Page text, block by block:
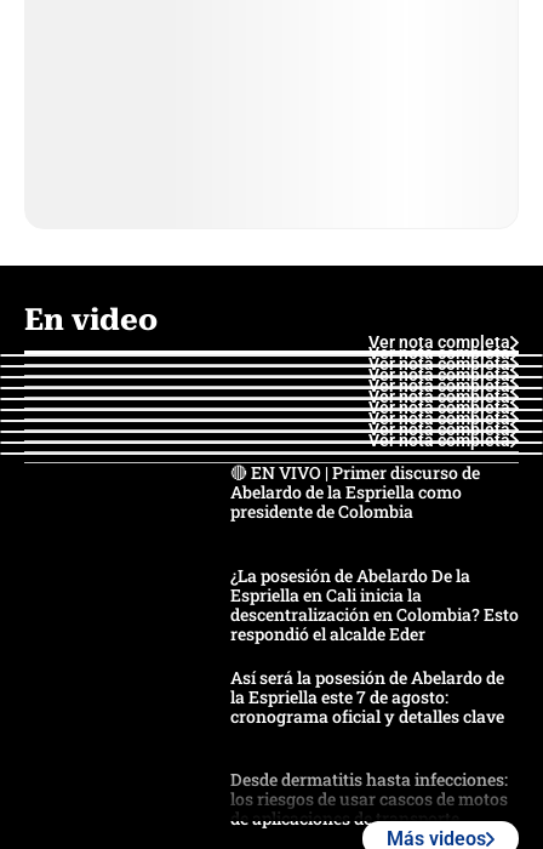
En video
Ver nota completa
Ver nota completa
Ver nota completa
Ver nota completa
Ver nota completa
Ver nota completa
Ver nota completa
Ver nota completa
Ver nota completa
Ver nota completa
🔴 EN VIVO | Primer discurso de
Abelardo de la Espriella como
presidente de Colombia
¿La posesión de Abelardo De la
Espriella en Cali inicia la
descentralización en Colombia? Esto
respondió el alcalde Eder
Así será la posesión de Abelardo de
la Espriella este 7 de agosto:
cronograma oficial y detalles clave
Desde dermatitis hasta infecciones:
los riesgos de usar cascos de motos
de aplicaciones de transporte
Más videos